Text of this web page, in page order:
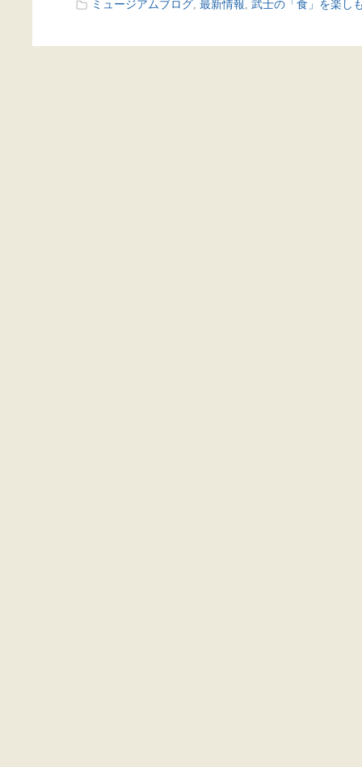
ミュージアムブログ, 最新情報, 武士の「食」を楽し